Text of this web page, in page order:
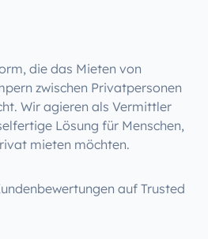
die das Mieten von
zwischen Privatpersonen
Wir agieren als Vermittler
Lösung für Menschen,
mieten möchten.
auf Trusted